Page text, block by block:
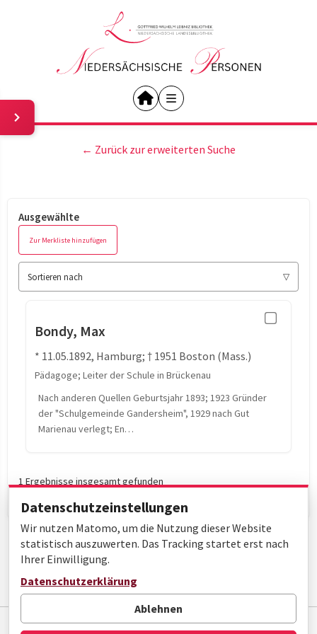
← Zurück zur erweiterten Suche
Ausgewählte
Zur Merkliste hinzufügen
Sortieren nach
Bondy, Max
* 11.05.1892, Hamburg; † 1951 Boston (Mass.)
Pädagoge; Leiter der Schule in Brückenau
Nach anderen Quellen Geburtsjahr 1893; 1923 Gründer
der "Schulgemeinde Gandersheim", 1929 nach Gut
Marienau verlegt; En…
1 Ergebnisse insgesamt gefunden
Seite 1 von 1
Impressum Datenschutz Barrierefreiheit
Datenschutzeinstellungen
Wir nutzen Matomo, um die Nutzung dieser Website
statistisch auszuwerten. Das Tracking startet erst nach
Ihrer Einwilligung.
Datenschutzerklärung
Ablehnen